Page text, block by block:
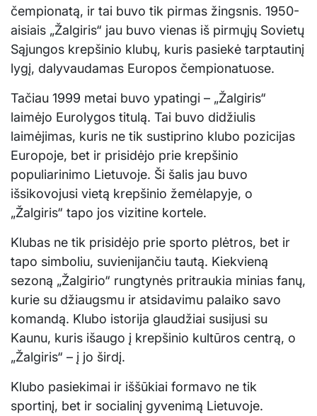
čempionatą, ir tai buvo tik pirmas žingsnis. 1950-
aisiais „Žalgiris“ jau buvo vienas iš pirmųjų Sovietų
Sąjungos krepšinio klubų, kuris pasiekė tarptautinį
lygį, dalyvaudamas Europos čempionatuose.
Tačiau 1999 metai buvo ypatingi – „Žalgiris“
laimėjo Eurolygos titulą. Tai buvo didžiulis
laimėjimas, kuris ne tik sustiprino klubo pozicijas
Europoje, bet ir prisidėjo prie krepšinio
populiarinimo Lietuvoje. Ši šalis jau buvo
išsikovojusi vietą krepšinio žemėlapyje, o
„Žalgiris“ tapo jos vizitine kortele.
Klubas ne tik prisidėjo prie sporto plėtros, bet ir
tapo simboliu, suvienijančiu tautą. Kiekvieną
sezoną „Žalgirio“ rungtynės pritraukia minias fanų,
kurie su džiaugsmu ir atsidavimu palaiko savo
komandą. Klubo istorija glaudžiai susijusi su
Kaunu, kuris išaugo į krepšinio kultūros centrą, o
„Žalgiris“ – į jo širdį.
Klubo pasiekimai ir iššūkiai formavo ne tik
sportinį, bet ir socialinį gyvenimą Lietuvoje.